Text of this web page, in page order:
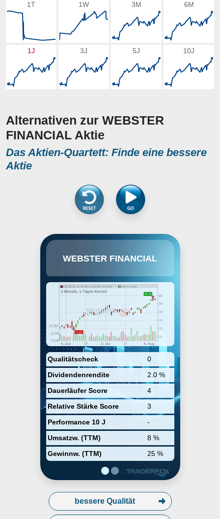
1T 1W 3M 6M
1J 3J 5J 10J
Alternativen zur WEBSTER
FINANCIAL Aktie
Das Aktien-Quartett: Finde eine bessere
Aktie
WEBSTER FINANCIAL
Qualitätscheck
0
Dividendenrendite
2.0 %
Dauerläufer Score
4
Relative Stärke Score
3
Performance 10 J
-
Umsatzw. (TTM)
8 %
Gewinnw. (TTM)
25 %
holding company, which engages
services to individuals, families,
and businesses. It operates
through the following business
segments: Commercial Banking,
HSA Bank, and Retail Banking.
The Commercial Banking segment
includes commercial banking and
private banking. The HSA Bank
segment offers comprehensive
consumer directed healthcare
solutions. The Retail Banking
segment consists of consumer
lending and small business
banking units. The company was
founded in 1986 and is
headquartered in Stamford, CT.
bessere Qualität